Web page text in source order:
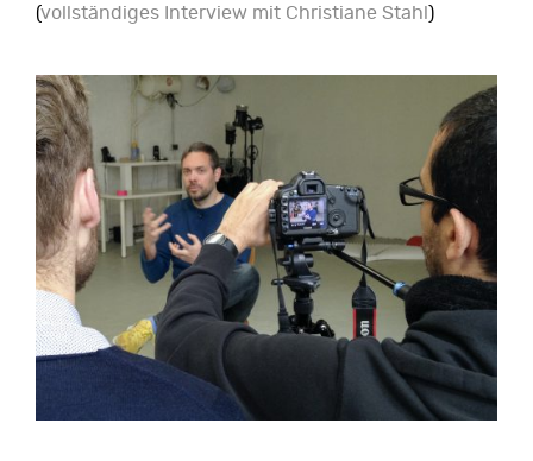
(vollständiges Interview mit Christiane Stahl )